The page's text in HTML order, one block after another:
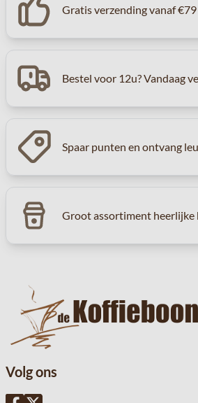
Gratis verzending vanaf
Bestel voor 12u? Vandaag
Spaar punten en ontvang
Groot assortiment heerlijke
Volg ons